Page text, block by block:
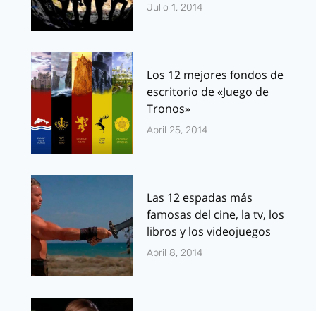
Julio 1, 2014
Los 12 mejores fondos de
escritorio de «Juego de
Tronos»
Abril 25, 2014
Las 12 espadas más
famosas del cine, la tv, los
libros y los videojuegos
Abril 8, 2014